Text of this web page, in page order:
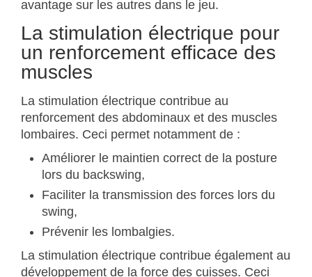
avantage sur les autres dans le jeu.
La stimulation électrique pour
un renforcement efficace des
muscles
La stimulation électrique contribue au
renforcement des abdominaux et des muscles
lombaires. Ceci permet notamment de :
Améliorer le maintien correct de la posture
lors du backswing,
Faciliter la transmission des forces lors du
swing,
Prévenir les lombalgies.
La stimulation électrique contribue également au
développement de la force des cuisses. Ceci